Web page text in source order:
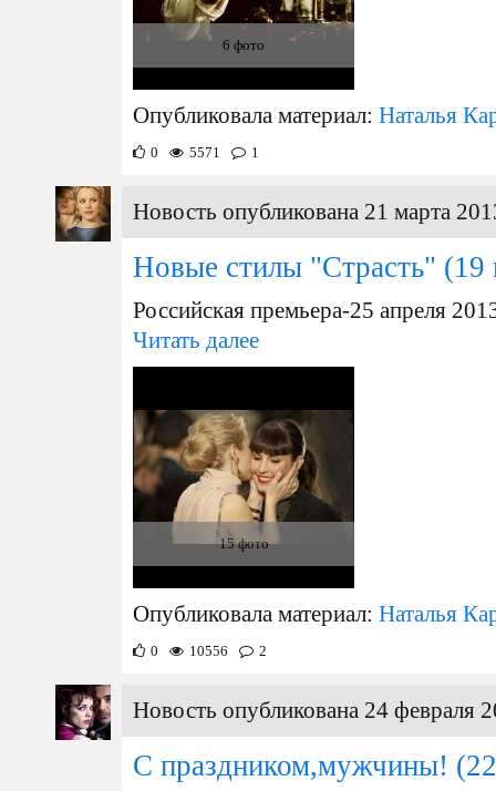
6 фото
Опубликовала материал: Наталья
0 5571 1
Новость опубликована 21 марта
Новые стилы "Страсть" (19
Российская премьера-25 апреля
Читать далее
15 фото
Опубликовала материал: Наталья
0 10556 2
Новость опубликована 24 февраля
С праздником,мужчины!